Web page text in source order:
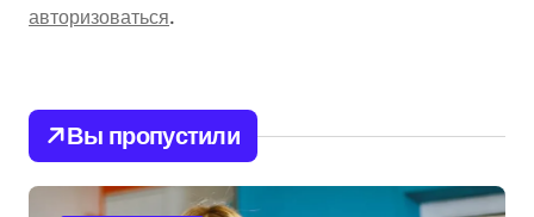
авторизоваться.
Вы пропустили